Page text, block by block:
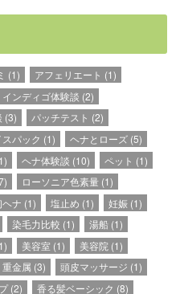
(1) アフェリエート (1)
インディゴ体験談 (2)
(3) パッチテスト (2)
パック (1) ヘナとローズ(5)
ヘナ体験談 (10) ペット (1)
ローソニア色素量(1)
ナ (1) 塩止め (1) 妊娠 (1)
染毛力比較 (1) 湯船 (1)
美容室 (1) 美容院 (1)
重金属 (3) 頭皮マッサージ (1)
(2) 香る髪ベーシック (8)